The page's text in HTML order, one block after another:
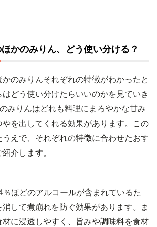
かのみりん、どう使い分ける？
のみりんそれぞれの特徴がわかったと
どう使い分けたらいいのかを見ていき
みりんはどれも料理にまろやかな甘み
やを出してくれる効果があります。この
えで、それぞれの特徴に合わせたおす
介します。
ほどのアルコールが含まれているた
して煮崩れを防ぐ効果があります。ま
に浸透しやすく、旨みや調味料を食材